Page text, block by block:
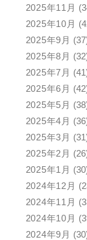
2025年11月
2025年10月
2025年9月
2025年8月
2025年7月
2025年6月
2025年5月
2025年4月
2025年3月
2025年2月
2025年1月
2024年12月
2024年11月
2024年10月
2024年9月